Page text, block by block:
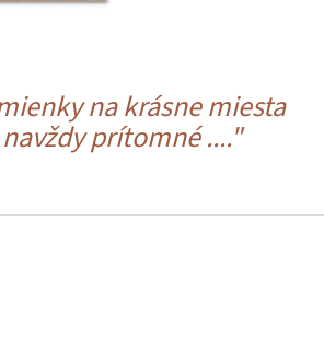
na krásne miesta
prítomné ...."